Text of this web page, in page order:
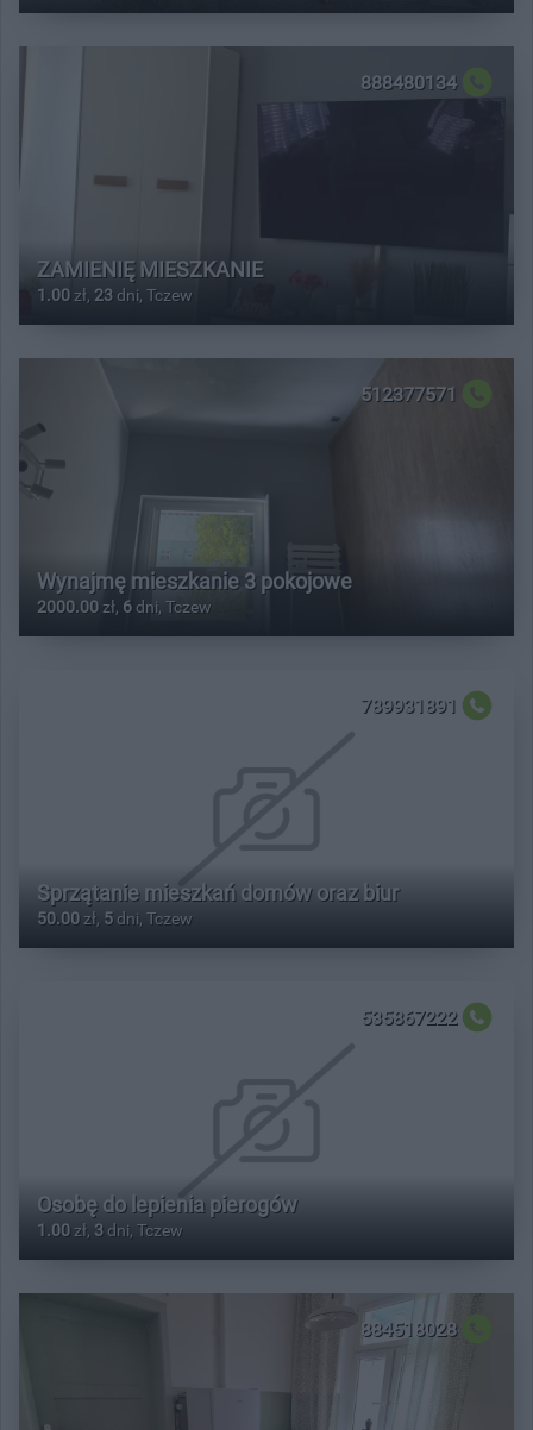
888480134
ZAMIENIĘ MIESZKANIE
1.00 zł, 23 dni, Tczew
512377571
Wynajmę mieszkanie 3 pokojowe
2000.00 zł, 6 dni, Tczew
789931891
Sprzątanie mieszkań domów oraz biur
50.00 zł, 5 dni, Tczew
535867222
Osobę do lepienia pierogów
1.00 zł, 3 dni, Tczew
884518028